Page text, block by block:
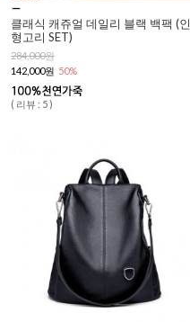
클래식 캐쥬얼 데일리 블랙 백팩 (인
형고리 SET)
284,000원
142,000원 50%
( 리뷰 : 5 )